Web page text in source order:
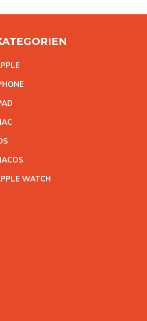
E
E
D
C
S
S
WATCH